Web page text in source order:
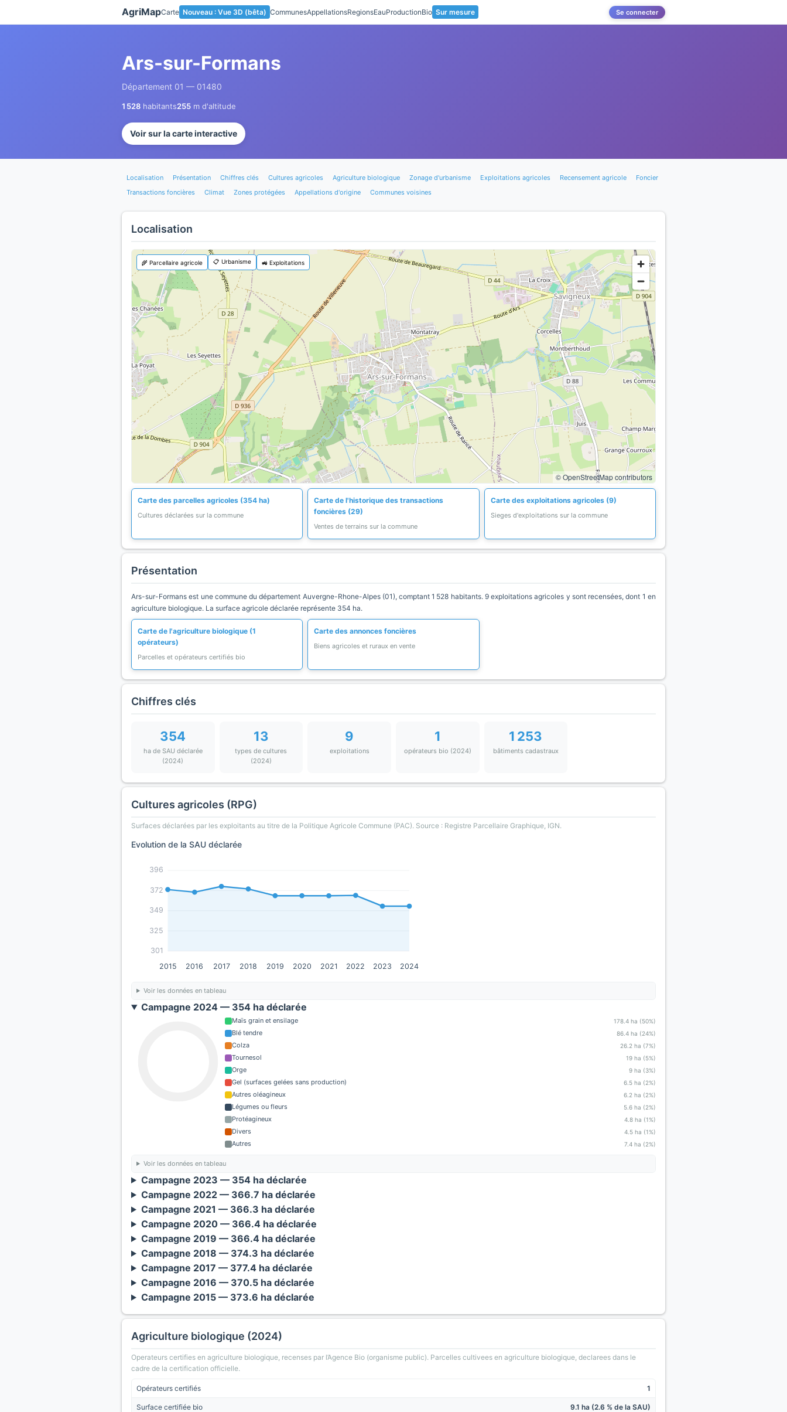
AgriMapCarte Nouveau : Vue 3D (bêta) CommunesAppellationsRegionsEauProductionBio Sur mesure Se connecter
Ars-sur-Formans
Département 01 — 01480
1 528 habitants255 m d'altitude
Voir sur la carte interactive
Localisation Présentation Chiffres clés Cultures agricoles Agriculture biologique Zonage d'urbanisme Exploitations agricoles Recensement agricole
Foncier
Transactions foncières
Climat Zones protégées Appellations d'origine Communes voisines
Localisation
© OpenStreetMap contributors
🌾 Parcellaire agricole 📋 Urbanisme 🚜 Exploitations
Carte des parcelles agricoles (354 ha)
Cultures déclarées sur la commune
Carte de l'historique des transactions
foncières (29)
Ventes de terrains sur la commune
Carte des exploitations agricoles (9)
Sieges d'exploitations sur la commune
Présentation
Ars-sur-Formans est une commune du département Auvergne-Rhone-Alpes (01), comptant 1 528 habitants. 9 exploitations agricoles y sont recensées, dont 1 en
agriculture biologique. La surface agricole déclarée représente 354 ha.
Carte de l'agriculture biologique (1
opérateurs)
Parcelles et opérateurs certifiés bio
Carte des annonces foncières
Biens agricoles et ruraux en vente
Chiffres clés
354
ha de SAU déclarée
(2024)
13
types de cultures
(2024)
9
exploitations
1
opérateurs bio (2024)
1 253
bâtiments cadastraux
Cultures agricoles (RPG)
Surfaces déclarées par les exploitants au titre de la Politique Agricole Commune (PAC). Source : Registre Parcellaire Graphique, IGN.
Evolution de la SAU déclarée
301
325
349
372
396
2015 2016 2017 2018 2019 2020 2021 2022 2023 2024
Voir les données en tableau
Campagne 2024 — 354 ha déclarée
Maïs grain et ensilage 178.4 ha (50%)
Blé tendre 86.4 ha (24%)
Colza 26.2 ha (7%)
Tournesol 19 ha (5%)
Orge 9 ha (3%)
Gel (surfaces gelées sans production) 6.5 ha (2%)
Autres oléagineux 6.2 ha (2%)
Légumes ou fleurs 5.6 ha (2%)
Protéagineux 4.8 ha (1%)
Divers 4.5 ha (1%)
Autres 7.4 ha (2%)
Voir les données en tableau
Campagne 2023 — 354 ha déclarée
Campagne 2022 — 366.7 ha déclarée
Campagne 2021 — 366.3 ha déclarée
Campagne 2020 — 366.4 ha déclarée
Campagne 2019 — 366.4 ha déclarée
Campagne 2018 — 374.3 ha déclarée
Campagne 2017 — 377.4 ha déclarée
Campagne 2016 — 370.5 ha déclarée
Campagne 2015 — 373.6 ha déclarée
Agriculture biologique (2024)
Operateurs certifies en agriculture biologique, recenses par l’Agence Bio (organisme public). Parcelles cultivees en agriculture biologique, declarees dans le
cadre de la certification officielle.
Opérateurs certifiés 1
Surface certifiée bio 9.1 ha (2.6 % de la SAU)
Panneau de gestion des cookies